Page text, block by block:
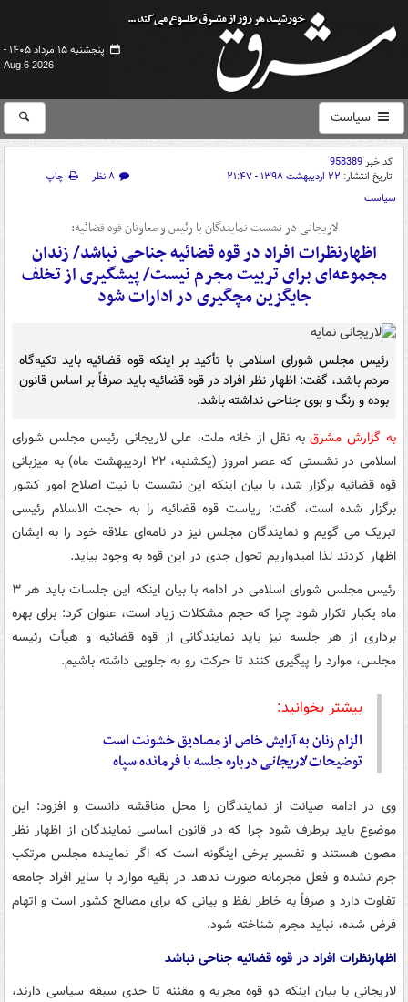
پنجشنبه ۱۵ مرداد ۱۴۰۵ -
Aug 6 2026
سیاست
کد خبر958389
تاریخ انتشار: ۲۲ اردیبهشت ۱۳۹۸ - ۲۱:۴۷ ۸ نظر
چاپ
سیاست
لاریجانی در نشست نمایندگان با رئیس و معاونان قوه قضائیه:
اظهارنظرات افراد در قوه قضائیه جناحی نباشد/ زندان
مجموعه‌ای برای تربیت مجرم نیست/ پیشگیری از تخلف
جایگزین مچگیری در ادارات شود
رئیس مجلس شورای اسلامی با تأکید بر اینکه قوه قضائیه باید تکیه‌گاه
مردم باشد، گفت: اظهار نظر افراد در قوه قضائیه باید صرفاً بر اساس قانون
بوده و رنگ و بوی جناحی نداشته باشد.
به گزارش مشرقبه نقل از خانه ملت، علی لاریجانی رئیس مجلس شورای
اسلامی در نشستی که عصر امروز (یکشنبه، ۲۲ اردیبهشت ماه) به میزبانی
قوه قضائیه برگزار شد، با بیان اینکه این نشست با نیت اصلاح امور کشور
برگزار شده است، گفت: ریاست قوه قضائیه را به حجت الاسلام رئیسی
تبریک می گویم و نمایندگان مجلس نیز در نامه‌ای علاقه خود را به ایشان
اظهار کردند لذا امیدواریم تحول جدی در این قوه به وجود بیاید.
رئیس مجلس شورای اسلامی در ادامه با بیان اینکه این جلسات باید هر ۳
ماه یکبار تکرار شود چرا که حجم مشکلات زیاد است، عنوان کرد: برای بهره
برداری از هر جلسه نیز باید نمایندگانی از قوه قضائیه و هیأت رئیسه
مجلس، موارد را پیگیری کنند تا حرکت رو به جلویی داشته باشیم.
بیشتر بخوانید:
الزام زنان به آرایش خاص از مصادیق خشونت است
توضیحاتلاریجانیدرباره جلسه با فرمانده سپاه
وی در ادامه صیانت از نمایندگان را محل مناقشه دانست و افزود: این
موضوع باید برطرف شود چرا که در قانون اساسی نمایندگان از اظهار نظر
مصون هستند و تفسیر برخی اینگونه است که اگر نماینده مجلس مرتکب
جرم نشده و فعل مجرمانه صورت ندهد در بقیه موارد با سایر افراد جامعه
تفاوت دارد و صرفاً به خاطر لفظ و بیانی که برای مصالح کشور است و اتهام
فرض شده، نباید مجرم شناخته شود.
اظهارنظرات افراد در قوه قضائیه جناحی نباشد
لاریجانی با بیان اینکه دو قوه مجریه و مقننه تا حدی سبقه سیاسی دارند،